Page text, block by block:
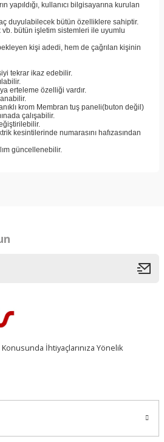
yapıldığı, kullanıcı bilgisayarına kurulan
duyulabilecek bütün özelliklere sahiptir.
bütün işletim sistemleri ile uyumlu
kişi adedi, hem de çağrılan kişinin
tekrar ikaz edebilir.
erteleme özelliği vardır.
krom Membran tuş paneli(buton değil)
çalışabilir.
kesintilerinde numarasını hafızasından
güncellenebilir.
İhtiyaçlarınıza Yönelik